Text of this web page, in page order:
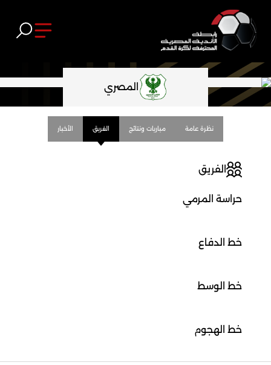
المصري
نظرة عامة مباريات ونتائج الفريق الأخبار
الفريق
حراسة المرمي
خط الدفاع
خط الوسط
خط الهجوم